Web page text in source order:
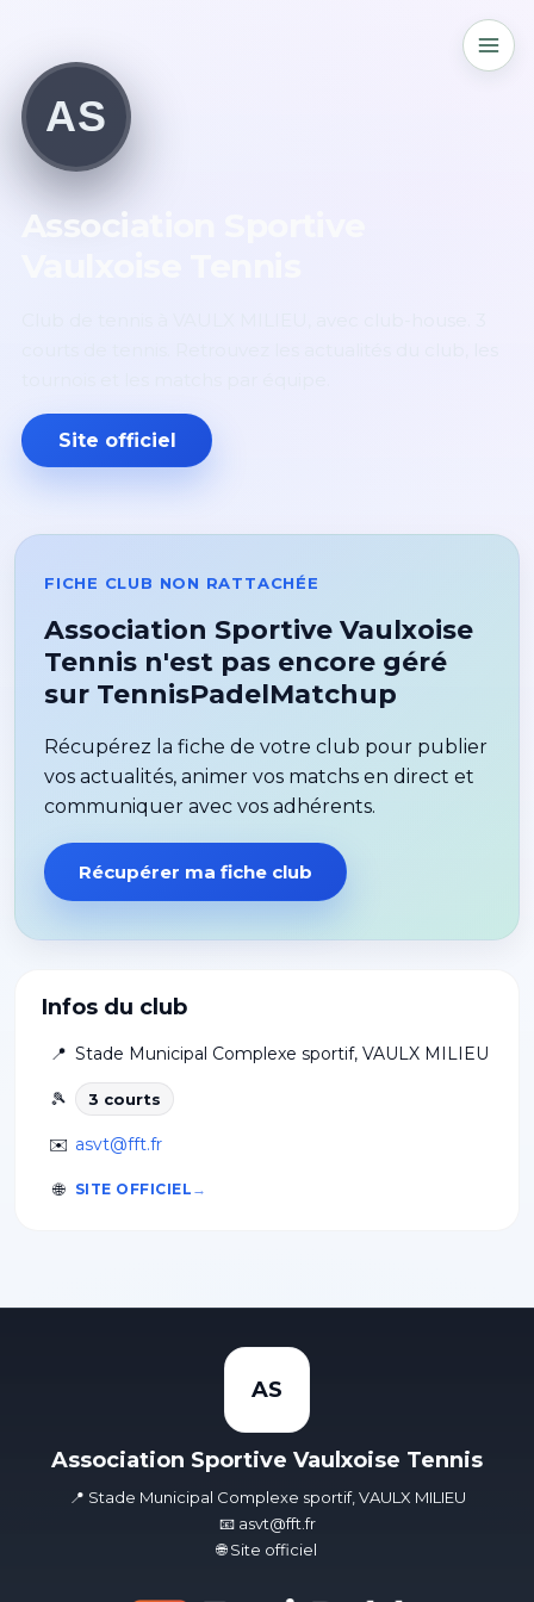
AS
Association Sportive
Site officiel
Infos du club
📍 Stade Municipal Complexe sportif, VAULX MILIEU
🎾 3 courts
✉️ asvt@fft.fr
🌐 SITE OFFICIEL
FICHE CLUB NON RATTACHÉE
Association Sportive Vaulxoise
Tennis n'est pas encore géré
sur TennisPadelMatchup
Récupérez la fiche de votre club pour publier
vos actualités, animer vos matchs en direct et
communiquer avec vos adhérents.
Récupérer ma fiche club
AS
Association Sportive Vaulxoise Tennis
📍 Stade Municipal Complexe sportif, VAULX MILIEU
📧 asvt@fft.fr
🌐 Site officiel